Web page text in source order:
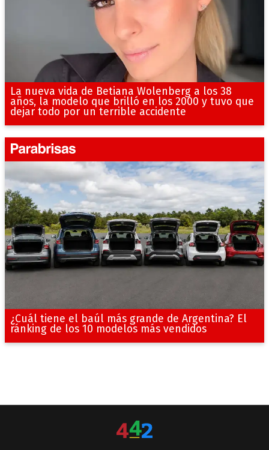
La nueva vida de Betiana Wolenberg a los 38
años, la modelo que brilló en los 2000 y tuvo que
dejar todo por un terrible accidente
¿Cuál tiene el baúl más grande de Argentina? El
ránking de los 10 modelos más vendidos